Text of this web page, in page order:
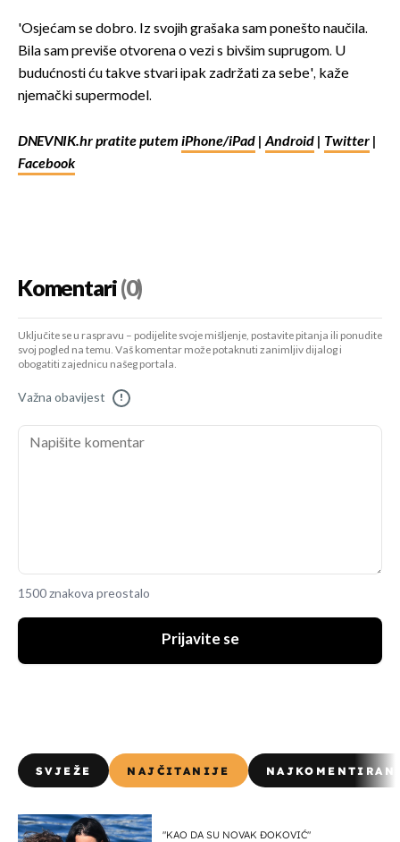
'Osjećam se dobro. Iz svojih grašaka sam ponešto naučila.
Bila sam previše otvorena o vezi s bivšim suprugom. U
budućnosti ću takve stvari ipak zadržati za sebe', kaže
njemački supermodel.
DNEVNIK.hr pratite putem iPhone/iPad |Android | Twitter |
Facebook
Komentari(0)
Uključite se u raspravu – podijelite svoje mišljenje, postavite pitanja ili ponudite
svoj pogled na temu. Vaš komentar može potaknuti zanimljiv dijalog i
obogatiti zajednicu našeg portala.
Važna obavijest !
1500 znakova preostalo
Prijavite se
SVJEŽE NAJČITANIJE
"KAO DA SU NOVAK ĐOKOVIĆ"